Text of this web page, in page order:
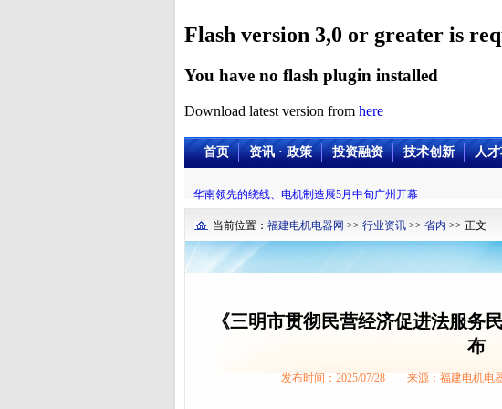
Flash version 3,0 or greater is
You have no flash plugin installed
Download latest version from here
首页 资讯 · 政策 投资融资 技术创新 人
华南领先的绕线、电机制造展5月中旬广州开幕
当前位置： 福建电机电器网 >> 行业资讯 >> 省内 >> 正文
《三明市贯彻民营经济促进法服务
布
发布时间：2025/07/28 来源：福建电